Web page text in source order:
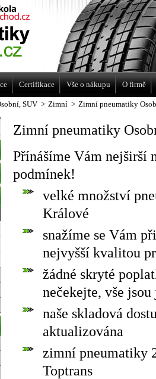
SUV > Zimní > Zimní pneumatiky
Zimní pneumatiky
Přínášíme Vám nejširší
podmínek!
velké množství
Králové
snažíme se Vám
nejvyšší kvalitou
žádné skryté
nečekejte, vše
naše skladová
aktualizována
zimní pneumatiky
Toptrans
Alu kola
Certifikace Vše o nákupu O firmě